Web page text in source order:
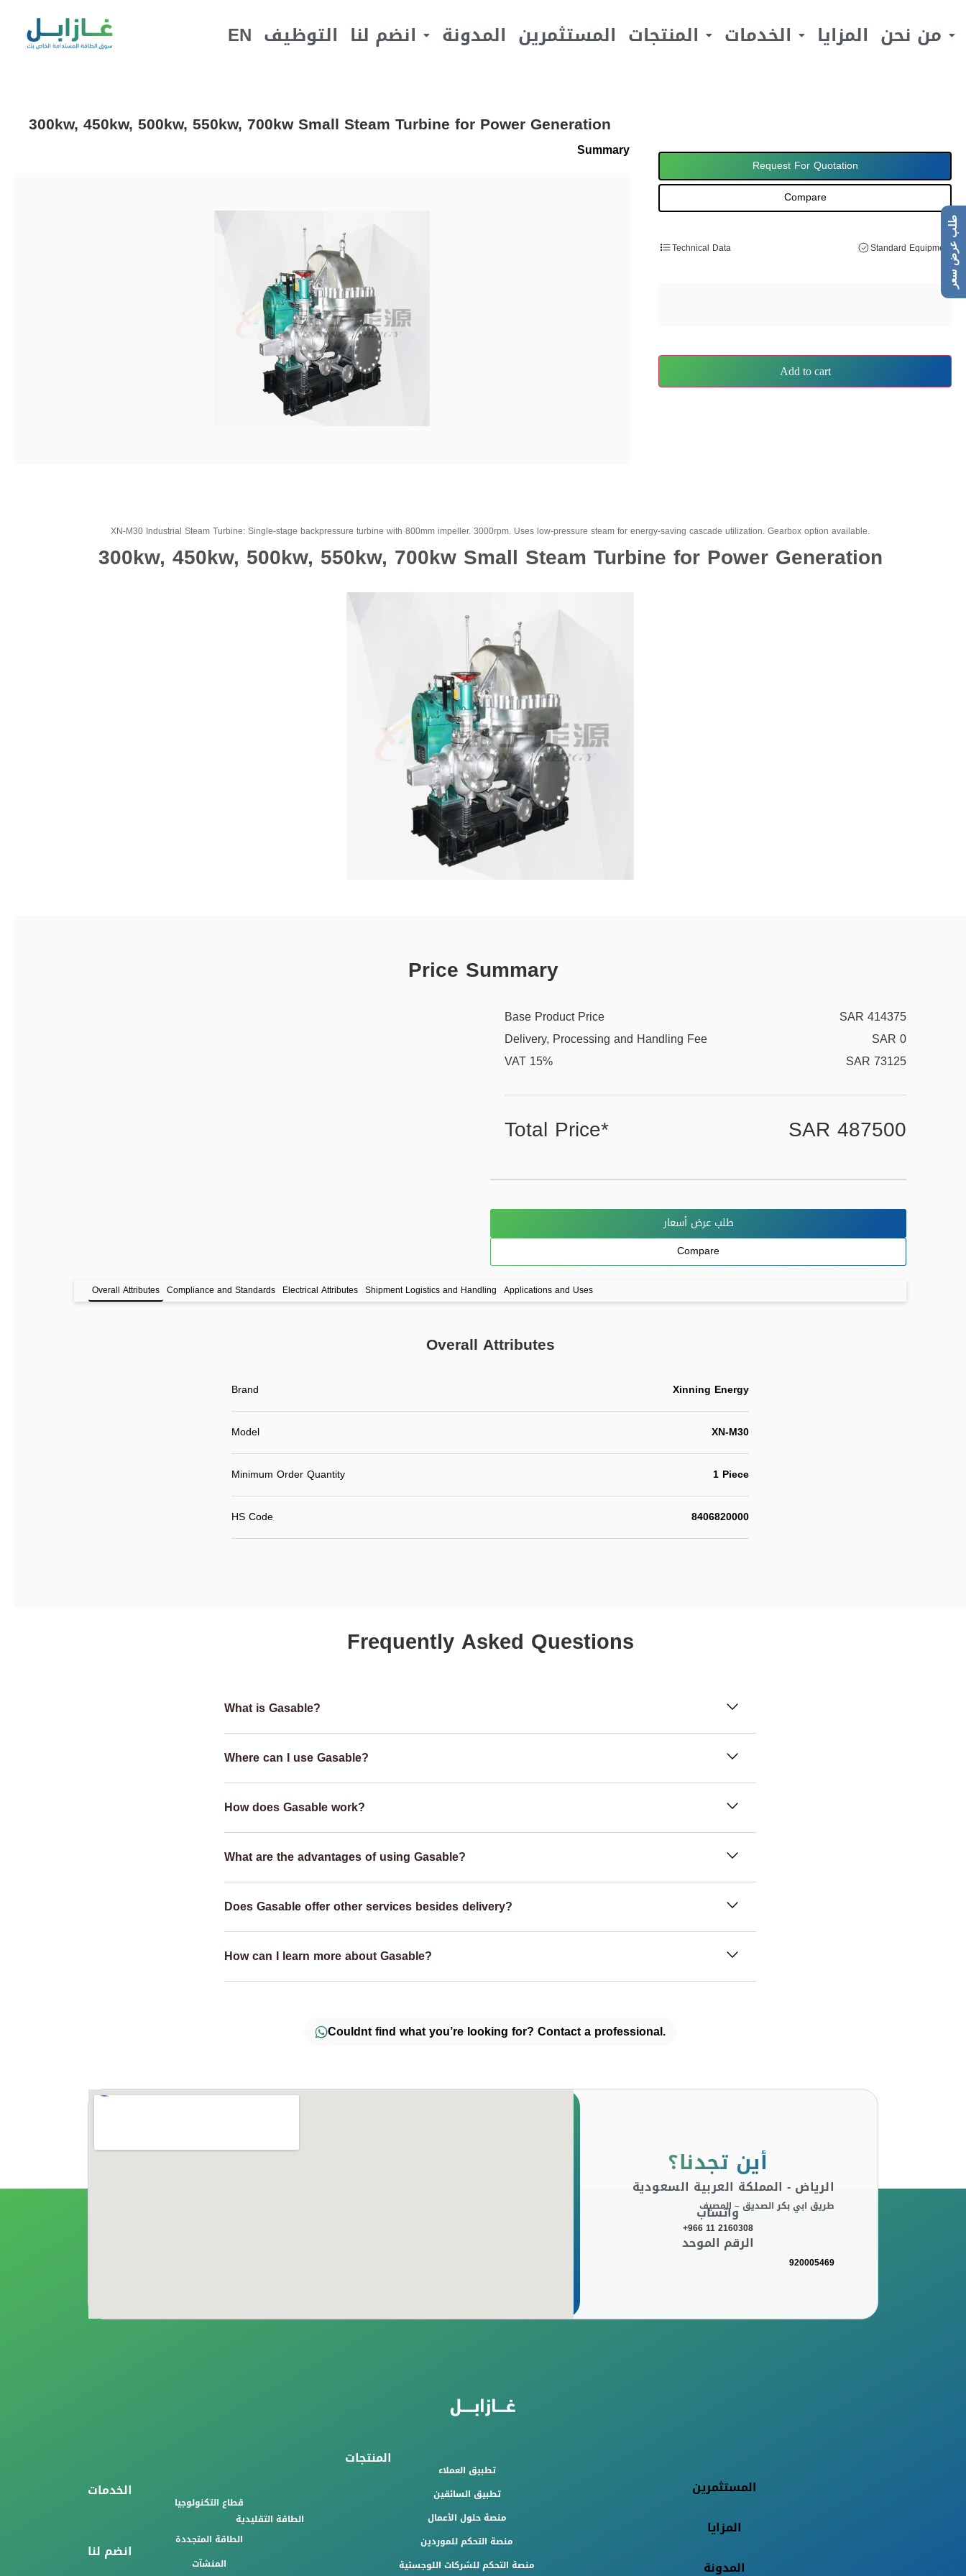
EN التوظيف انضم لنا المدونة المستثمرين المنتجات الخدمات المزايا من نحن
300kw, 450kw, 500kw, 550kw, 700kw Small Steam Turbine for Power Generation
Summary
Request For Quotation
Compare
Technical Data Standard Equipment
Add to cart
XN-M30 Industrial Steam Turbine: Single-stage backpressure turbine with 800mm impeller. 3000rpm. Uses low-pressure steam for energy-saving cascade utilization. Gearbox option available.
300kw, 450kw, 500kw, 550kw, 700kw Small Steam Turbine for Power Generation
Price Summary
Base Product Price
SAR 414375
Delivery, Processing and Handling Fee
SAR 0
VAT 15%
SAR 73125
Total Price* SAR 487500
طلب عرض أسعار
Compare
Overall Attributes Compliance and Standards Electrical Attributes Shipment Logistics and Handling Applications and Uses
Overall Attributes
Brand Xinning Energy
Model XN-M30
Minimum Order Quantity 1 Piece
HS Code 8406820000
Frequently Asked Questions
What is Gasable?
Where can I use Gasable?
How does Gasable work?
What are the advantages of using Gasable?
Does Gasable offer other services besides delivery?
How can I learn more about Gasable?
Couldnt find what you’re looking for? Contact a professional.
أين تجدنا؟
الرياض - المملكة العربية السعودية
طريق ابي بكر الصديق – المصيف
واتساب
+966 11 2160308
الرقم الموحد
920005469
الخدمات
قطاع التكنولوجيا
الطاقة التقليدية
الطاقة المتجددة
انضم لنا
المنشآت
المنتجات
تطبيق العملاء
تطبيق السائقين
منصة حلول الأعمال
منصة التحكم للموردين
منصة التحكم للشركات اللوجستية
المستثمرين
المزايا
المدونة
طلب عرض سعر